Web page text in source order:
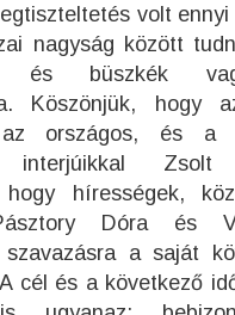
volt
nagyság között
és büszkék
Köszönjük, hogy
az országos, és a
interjúikkal Zsolt
hogy hírességek,
Dóra és
szavazásra a saját
cél és a következő